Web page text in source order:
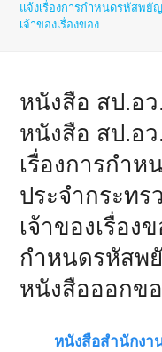
แจ้งเรื่องการกำหนดรหัสพยั
เจ้าของเรื่องของ…
หนังสือ สป.อว
หนังสือ สป.อว
เรื่องการกำ
ประจำกระทร
เจ้าของเรื่อง
กำหนดรหัสพ
หนังสือออกข
หนังสือสำนักงา